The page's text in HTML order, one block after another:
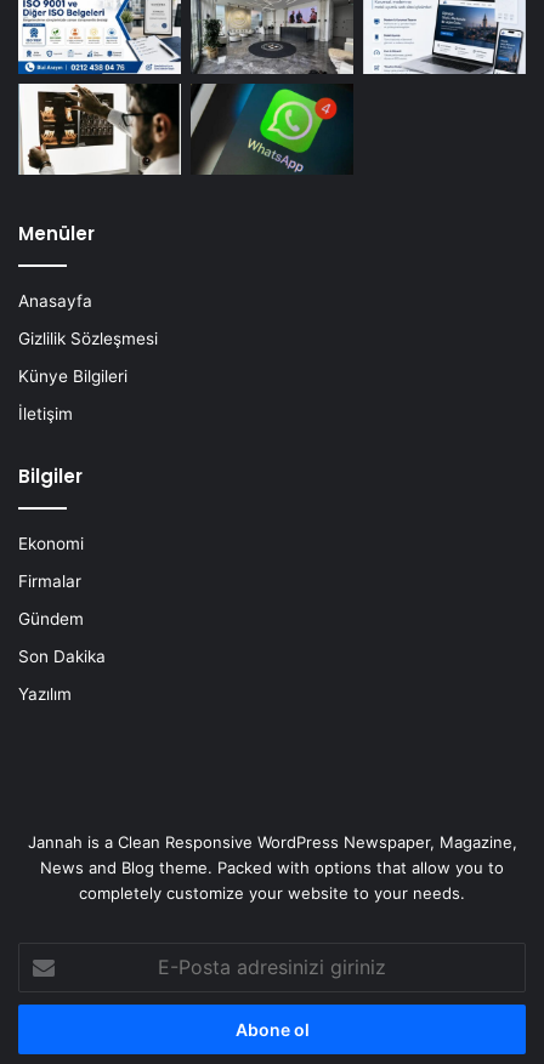
Menüler
Anasayfa
Gizlilik Sözleşmesi
Künye Bilgileri
İletişim
Bilgiler
Ekonomi
Firmalar
Gündem
Son Dakika
Yazılım
Jannah is a Clean Responsive WordPress Newspaper, Magazine,
News and Blog theme. Packed with options that allow you to
completely customize your website to your needs.
Posta
adresinizi